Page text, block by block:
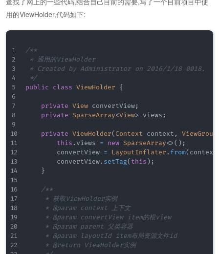
用的ViewHolder,代码如下:
/**
* 通用的ViewHolder
* Created by Administrator on 2016/1/18 0018.
*/
public
class ViewHolder {
private View convertView;
private
SparseArray<View> views ;
private ViewHolder( Context context , ViewGroup
this . views = new SparseArray<>( ) ;
        convertView
= LayoutInflater . from( context
        convertView
. setTag( this ) ;
}
/**
     * 获取ViewHolder实例
     * @param context 上下文
     * @param convertView item的根view
     * @param parent 父类容器
     * @param layoutId item布局资源文件id
     * @return ViewHolder实例